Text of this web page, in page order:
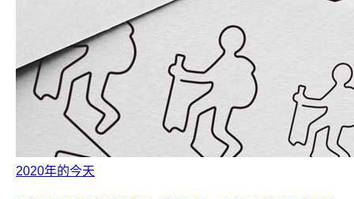
2020年的今天